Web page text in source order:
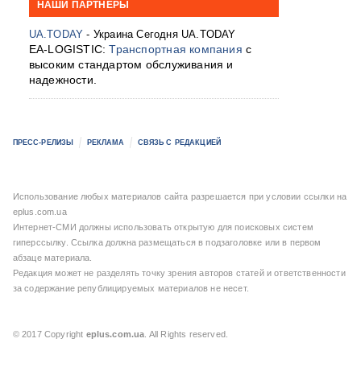
НАШИ ПАРТНЕРЫ
UA.TODAY - Украина Сегодня UA.TODAY
EA-LOGISTIC:Транспортная компания с
высоким стандартом обслуживания и
надежности.
ПРЕСС-РЕЛИЗЫ РЕКЛАМА СВЯЗЬ С РЕДАКЦИЕЙ
Использование любых материалов сайта разрешается при условии ссылки на
eplus.com.ua
Интернет-СМИ должны использовать открытую для поисковых систем
гиперссылку. Ссылка должна размещаться в подзаголовке или в первом
абзаце материала.
Редакция может не разделять точку зрения авторов статей и ответственности
за содержание републицируемых материалов не несет.
© 2017 Copyright eplus.com.ua . All Rights reserved.